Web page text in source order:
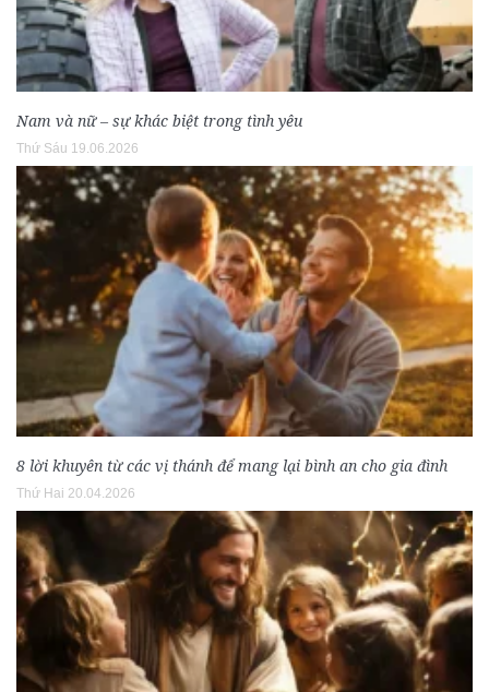
Nam và nữ – sự khác biệt trong tình yêu
Thứ Sáu 19.06.2026
8 lời khuyên từ các vị thánh để mang lại bình an cho gia đình
Thứ Hai 20.04.2026